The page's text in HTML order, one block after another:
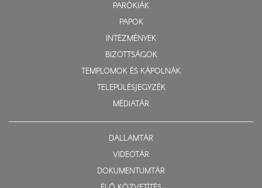
PARÓKIÁK
PAPOK
INTÉZMÉNYEK
BIZOTTSÁGOK
TEMPLOMOK ÉS KÁPOLNÁK
TELEPÜLÉSJEGYZÉK
MÉDIATÁR
DALLAMTÁR
VIDEOTÁR
DOKUMENTUMTÁR